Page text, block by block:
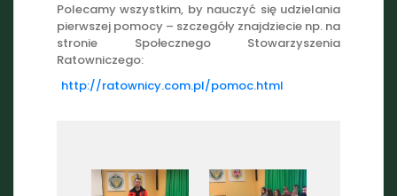
Polecamy wszystkim, by nauczyć się udzielania
pierwszej pomocy – szczegóły znajdziecie np. na
stronie Społecznego Stowarzyszenia
Ratowniczego:
http://ratownicy.com.pl/pomoc.html